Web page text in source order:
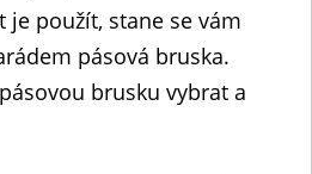
použít, stane se vám
pásová bruska.
brusku vybrat a